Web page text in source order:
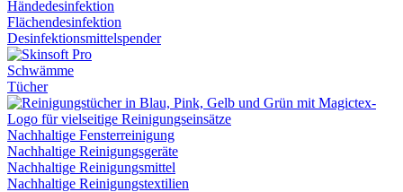
Händedesinfektion
Flächendesinfektion
Desinfektionsmittelspender
Schwämme
Tücher
Nachhaltige Fensterreinigung
Nachhaltige Reinigungsgeräte
Nachhaltige Reinigungsmittel
Nachhaltige Reinigungstextilien